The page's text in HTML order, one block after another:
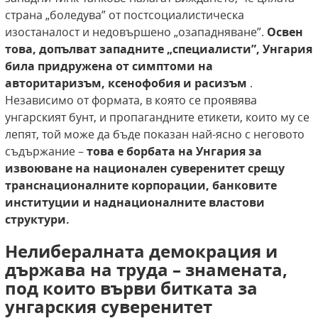
страна „боледува” от постсоциалистическа
изостаналост и недовършено „озападняване”. Освен
това, допълват западните „специалисти”, Унгария
била придружена от симптоми на
авторитаризъм, ксенофобия и расизъм .
Независимо от формата, в която се проявява
унгарският бунт, и пропагандните етикети, които му се
лепят, той може да бъде показан най-ясно с неговото
съдържание –това е борбата на Унгария за
извоюване на национален суверенитет срещу
транснационалните корпорации, банковите
институции и наднационалните властови
структури.
Нелибералната демокрация и
държава на труда – знамената,
под които върви битката за
унгарския суверенитет